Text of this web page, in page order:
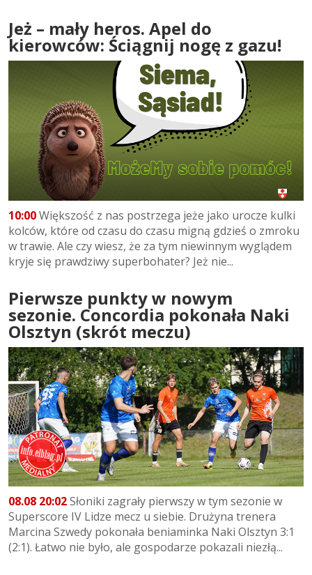
Jeż – mały heros. Apel do
kierowców: Ściągnij nogę z gazu!
10:00Większość z nas postrzega jeże jako urocze kulki
kolców, które od czasu do czasu migną gdzieś o zmroku
w trawie. Ale czy wiesz, że za tym niewinnym wyglądem
kryje się prawdziwy superbohater? Jeż nie...
Pierwsze punkty w nowym
sezonie. Concordia pokonała Naki
Olsztyn (skrót meczu)
08.08 20:02Słoniki zagrały pierwszy w tym sezonie w
Superscore IV Lidze mecz u siebie. Drużyna trenera
Marcina Szwedy pokonała beniaminka Naki Olsztyn 3:1
(2:1). Łatwo nie było, ale gospodarze pokazali niezłą...